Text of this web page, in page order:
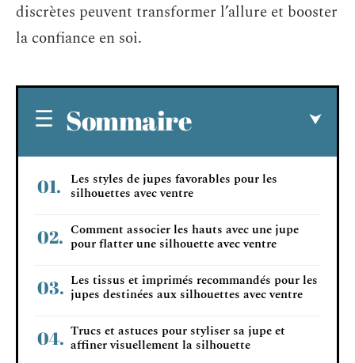
discrètes peuvent transformer l’allure et booster
la confiance en soi.
Sommaire
Les styles de jupes favorables pour les
silhouettes avec ventre
Comment associer les hauts avec une jupe
pour flatter une silhouette avec ventre
Les tissus et imprimés recommandés pour les
jupes destinées aux silhouettes avec ventre
Trucs et astuces pour styliser sa jupe et
affiner visuellement la silhouette